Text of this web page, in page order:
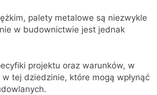
palety metalowe są niezwykle
w budownictwie jest jednak
projektu oraz warunków, w
tej dziedzinie, które mogą wpłynąć